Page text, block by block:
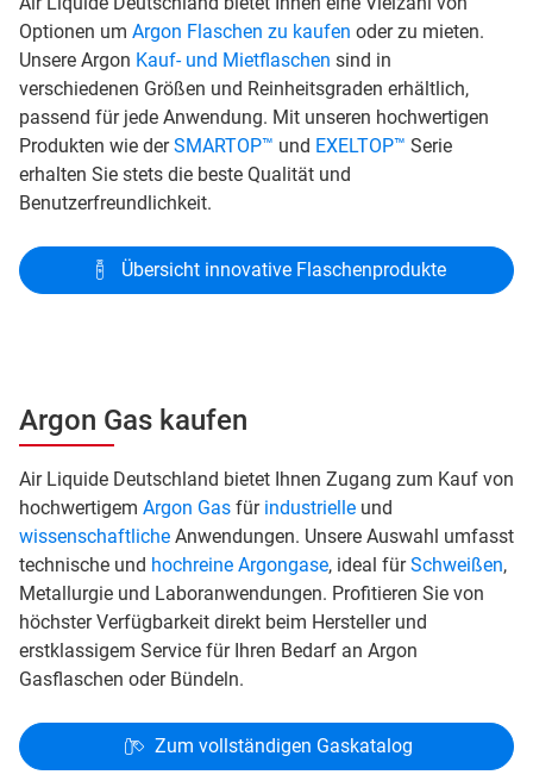
Optionen um Argon Flaschen zu kaufen oder zu mieten.
Unsere Argon Kauf- und Mietflaschen sind in
verschiedenen Größen und Reinheitsgraden erhältlich,
passend für jede Anwendung. Mit unseren hochwertigen
Produkten wie derSMARTOP™ und EXELTOP™ Serie
erhalten Sie stets die beste Qualität und
Benutzerfreundlichkeit.
Übersicht innovative Flaschenprodukte
Argon Gas kaufen
Air Liquide Deutschland bietet Ihnen Zugang zum Kauf von
hochwertigem Argon Gas für industrielle und
wissenschaftliche Anwendungen. Unsere Auswahl umfasst
technische und hochreine Argongase, ideal fürSchweißen,
Metallurgie und Laboranwendungen. Profitieren Sie von
höchster Verfügbarkeit direkt beim Hersteller und
erstklassigem Service für Ihren Bedarf an Argon
Gasflaschen oder Bündeln.
Zum vollständigen Gaskatalog